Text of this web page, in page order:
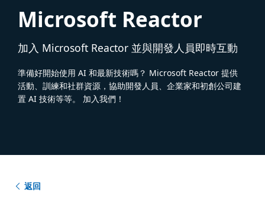
Microsoft Reactor
加入 Microsoft Reactor 並與開發人員即時互動
準備好開始使用 AI 和最新技術嗎？ Microsoft Reactor 提供
活動、訓練和社群資源，協助開發人員、企業家和初創公司建
置 AI 技術等等。 加入我們！
返回